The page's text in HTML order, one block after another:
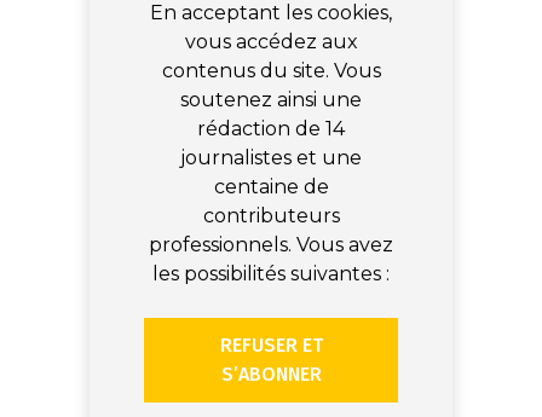
En acceptant les cookies,
vous accédez aux
contenus du site. Vous
soutenez ainsi une
rédaction de 14
journalistes et une
centaine de
contributeurs
professionnels. Vous avez
les possibilités suivantes :
REFUSER ET
S’ABONNER